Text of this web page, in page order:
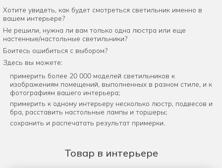
Хотите увидеть, как будет смотреться светильник именно в
вашем интерьере?
Не решили, нужна ли вам только одна люстра или еще
настенные/настольные светильники?
Боитесь ошибиться с выбором?
Здесь вы можете:
примерить более 20 000 моделей светильников к
изображениям помещений, выполненных в разном стиле, и к
фотографиям вашего интерьера;
примерить к одному интерьеру несколько люстр, подвесов и
бра, расставить настольные лампы и торшеры;
сохранить и распечатать результат примерки.
Товар в интерьере